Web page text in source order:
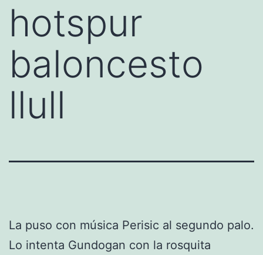
hotspur
baloncesto
llull
La puso con música Perisic al segundo palo.
Lo intenta Gundogan con la rosquita